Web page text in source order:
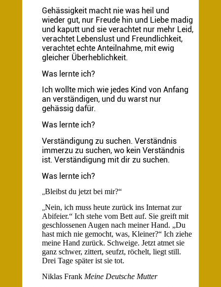
Gehässigkeit macht nie was heil und
wieder gut, nur Freude hin und Liebe madig
und kaputt und sie verachtet nur mehr Leid,
verachtet Lebenslust und Freundlichkeit,
verachtet echte Anteilnahme, mit ewig
gleicher Überheblichkeit.
Was lernte ich?
Ich wollte mich wie jedes Kind von Anfang
an verständigen, und du warst nur
gehässig dafür.
Was lernte ich?
Verständigung zu suchen. Verständnis
immerzu zu suchen, wo kein Verständnis
ist. Verständigung mit dir zu suchen.
Was lernte ich?
„Bleibst du jetzt bei mir?“
„Nein, ich muss heute zurück ins Internat zur
Abifeier.“ Ich stehe vom Bett auf. Sie greift mit
geschlossenen Augen nach meiner Hand. „Du
hast mich nie gemocht, was, Kleiner?“ Ich ziehe
meine Hand zurück. Schweige. Jetzt atmet sie
ganz schwer, zittert, seufzt, röchelt, liegt still.
Drei Tage später ist sie tot.
Niklas Frank Meine Deutsche Mutter